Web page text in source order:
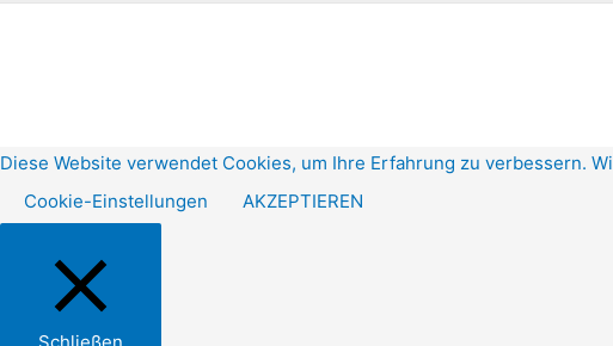
Diese Website verwendet Cookies, um Ihre Erfahrung zu verbessern.
Cookie-Einstellungen
AKZEPTIEREN